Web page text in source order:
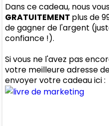
Dans ce cadeau, nous
GRATUITEMENT plus de
de gagner de l'argent
confiance !).
Si vous ne l'avez pas
votre meilleure adresse
envoyer votre cadeau ici :